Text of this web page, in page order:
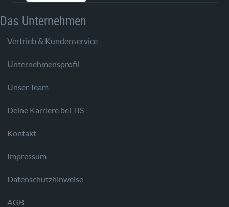
Das Unternehmen
Vertrieb & Kundenservice
Unternehmensprofil
Unser Team
Deine Karriere bei TIS
Kontakt
Impressum
Datenschutzhinweise
AGB